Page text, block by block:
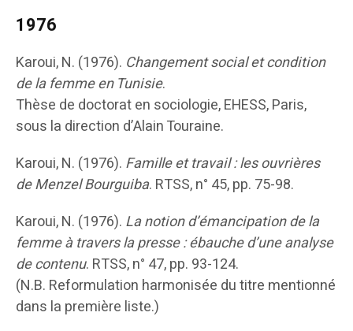
1976
Karoui, N. (1976). Changement social et condition
de la femme en Tunisie.
Thèse de doctorat en sociologie, EHESS, Paris,
sous la direction d’Alain Touraine.
Karoui, N. (1976). Famille et travail : les ouvrières
de Menzel Bourguiba. RTSS, n° 45, pp. 75-98.
Karoui, N. (1976). La notion d’émancipation de la
femme à travers la presse : ébauche d’une analyse
de contenu. RTSS, n° 47, pp. 93-124.
(N.B. Reformulation harmonisée du titre mentionné
dans la première liste.)